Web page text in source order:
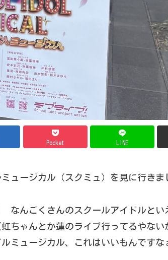
Pocket LINE
ュージカル（スクミュ）を見に行きま
んごくさんのスクールアイドルとい
ちゃんとか蓮のライブ行ってるやな
ミュージカル、これはいいもんですな